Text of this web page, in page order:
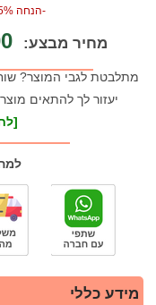
-הנחה 25%
מחיר מבצע:
מתלבטת לגבי המוצר?
יעזור לך להתאים
מידע כללי